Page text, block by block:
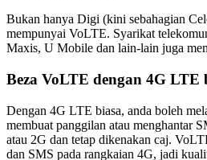
Bukan hanya Digi (kini sebahagian
mempunyai VoLTE. Syarikat
Maxis, U Mobile dan lain-lain juga
Beza VoLTE dengan 4G LTE
Dengan 4G LTE biasa, anda boleh
membuat panggilan atau menghantar
atau 2G dan tetap dikenakan caj.
dan SMS pada rangkaian 4G, jadi